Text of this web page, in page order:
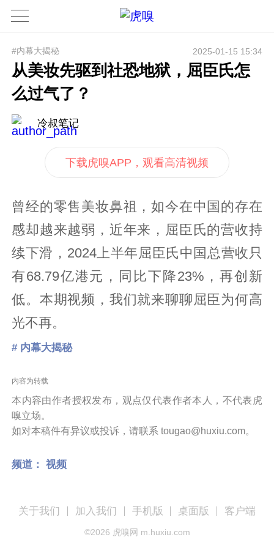
#内幕大揭秘 2025-01-15 15:34
从美妆先驱到社恐地狱，屈臣氏怎
么过气了？
冷叔笔记
下载虎嗅APP，观看高清视频
曾经的零售美妆鼻祖，如今在中国的存在
感却越来越弱，近年来，屈臣氏的营收持
续下滑，2024上半年屈臣氏中国总营收只
有68.79亿港元，同比下降23%，再创新
低。本期视频，我们就来聊聊屈臣为何高
光不再。
# 内幕大揭秘
内容为转载
本内容由作者授权发布，观点仅代表作者本人，不代表虎
嗅立场。
如对本稿件有异议或投诉，请联系 tougao@huxiu.com。
频道： 视频
关于我们 加入我们 手机版 桌面版 客户端
©2026 虎嗅网 m.huxiu.com